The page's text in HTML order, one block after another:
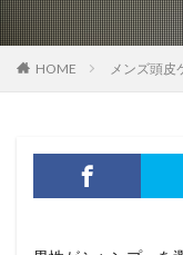
HOME メンズ頭皮